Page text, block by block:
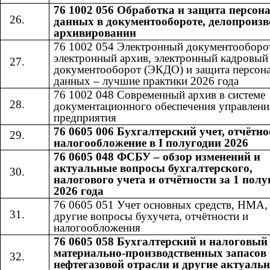
76 1002 056 Обработка и защита
данных в документообороте,
архивировании
76 1002 054 Электронный
электронный архив, электронный кадровый
документооборот (ЭКДО) и защита
данных – лучшие практики 2026 года
76 1002 048 Современный архив в системе
документационного обеспечения
предприятия
76 0605 006 Бухгалтерский учет,
налогообложение в I полугодии 2026
76 0605 048 ФСБУ – обзор изменений и
актуальные вопросы бухгалтерского,
налогового учета и отчётности за 1
2026 года
76 0605 051 Учет основных средств,
другие вопросы бухучета, отчётности и
налогообложения
76 0605 058 Бухгалтерский и налоговый
материально-производственных запасов
нефтегазовой отрасли и другие